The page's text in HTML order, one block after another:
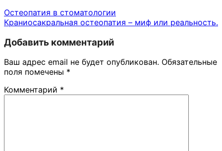
Остеопатия в стоматологии
Краниосакральная остеопатия – миф или реальность.
Добавить комментарий
Ваш адрес email не будет опубликован. Обязательные
поля помечены *
Комментарий *